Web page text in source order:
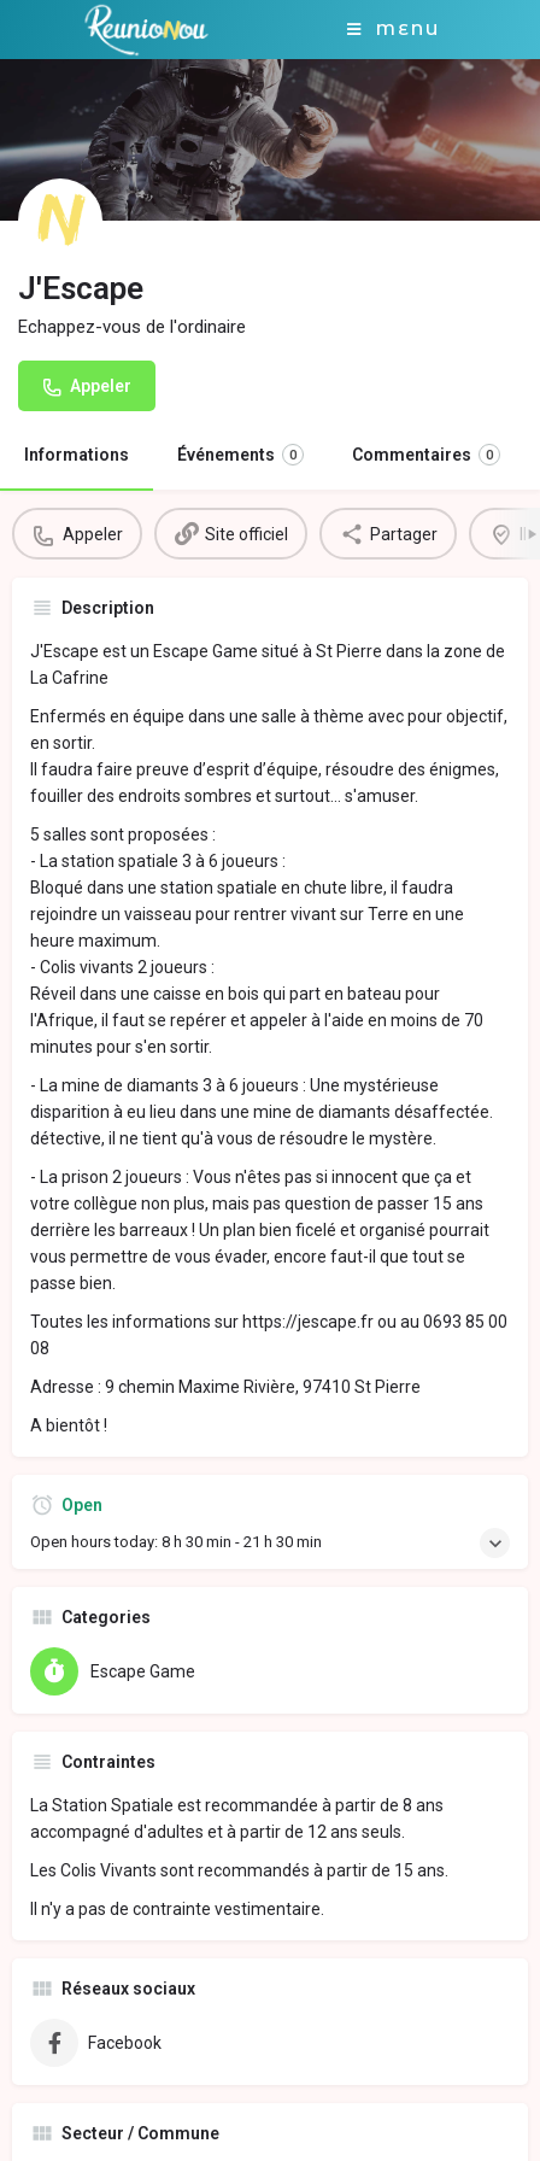
MENU
J'Escape
Echappez-vous de l'ordinaire
Appeler
Informations Événements 0 Commentaires 0
Appeler Site officiel Partager Il
Description
J'Escape est un Escape Game situé à St Pierre dans la zone de
La Cafrine
Enfermés en équipe dans une salle à thème avec pour objectif,
en sortir.
Il faudra faire preuve d’esprit d’équipe, résoudre des énigmes,
fouiller des endroits sombres et surtout… s'amuser.
5 salles sont proposées :
- La station spatiale 3 à 6 joueurs :
Bloqué dans une station spatiale en chute libre, il faudra
rejoindre un vaisseau pour rentrer vivant sur Terre en une
heure maximum.
- Colis vivants 2 joueurs :
Réveil dans une caisse en bois qui part en bateau pour
l'Afrique, il faut se repérer et appeler à l'aide en moins de 70
minutes pour s'en sortir.
- La mine de diamants 3 à 6 joueurs : Une mystérieuse
disparition à eu lieu dans une mine de diamants désaffectée.
détective, il ne tient qu'à vous de résoudre le mystère.
- La prison 2 joueurs : Vous n'êtes pas si innocent que ça et
votre collègue non plus, mais pas question de passer 15 ans
derrière les barreaux ! Un plan bien ficelé et organisé pourrait
vous permettre de vous évader, encore faut-il que tout se
passe bien.
Toutes les informations sur https://jescape.fr ou au 0693 85 00
08
Adresse : 9 chemin Maxime Rivière, 97410 St Pierre
A bientôt !
Open
Open hours today: 8 h 30 min - 21 h 30 min
Categories
Escape Game
Contraintes
La Station Spatiale est recommandée à partir de 8 ans
accompagné d'adultes et à partir de 12 ans seuls.
Les Colis Vivants sont recommandés à partir de 15 ans.
Il n'y a pas de contrainte vestimentaire.
Réseaux sociaux
Facebook
Secteur / Commune